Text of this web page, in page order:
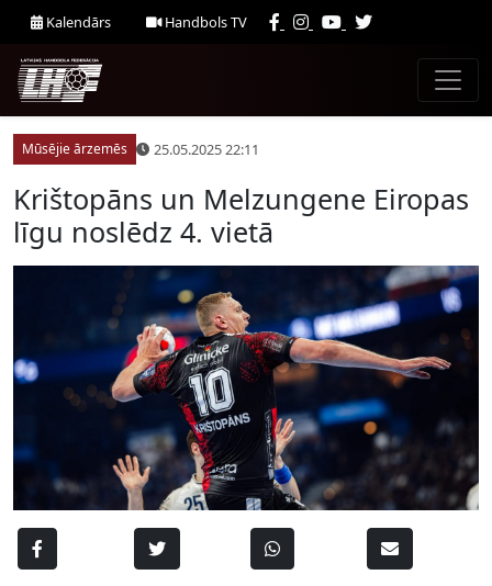
Kalendārs Handbols TV
Mūsējie ārzemēs 25.05.2025 22:11
Krištopāns un Melzungene Eiropas
līgu noslēdz 4. vietā